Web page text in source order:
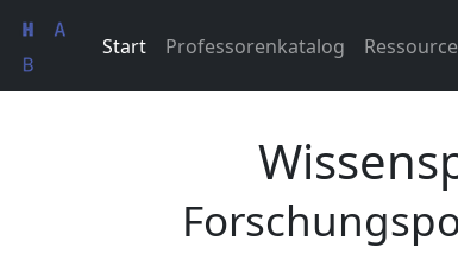
Start Professorenkatalog